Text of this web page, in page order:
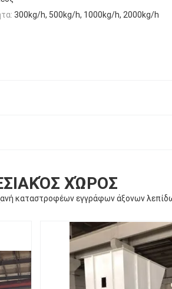
300kg/h, 500kg/h, 1000kg/h, 2000kg/h
ΧΏΡΟΣ
καταστροφέων εγγράφων άξονων